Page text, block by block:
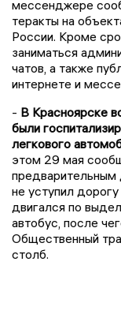
мессенджере
теракты на
России. Кроме
заниматься
чатов, а также
интернете и
- В Красноярске
были
легкового
этом 29 мая
предварительным
не уступил
двигался по
автобус, после
Общественный
столб.